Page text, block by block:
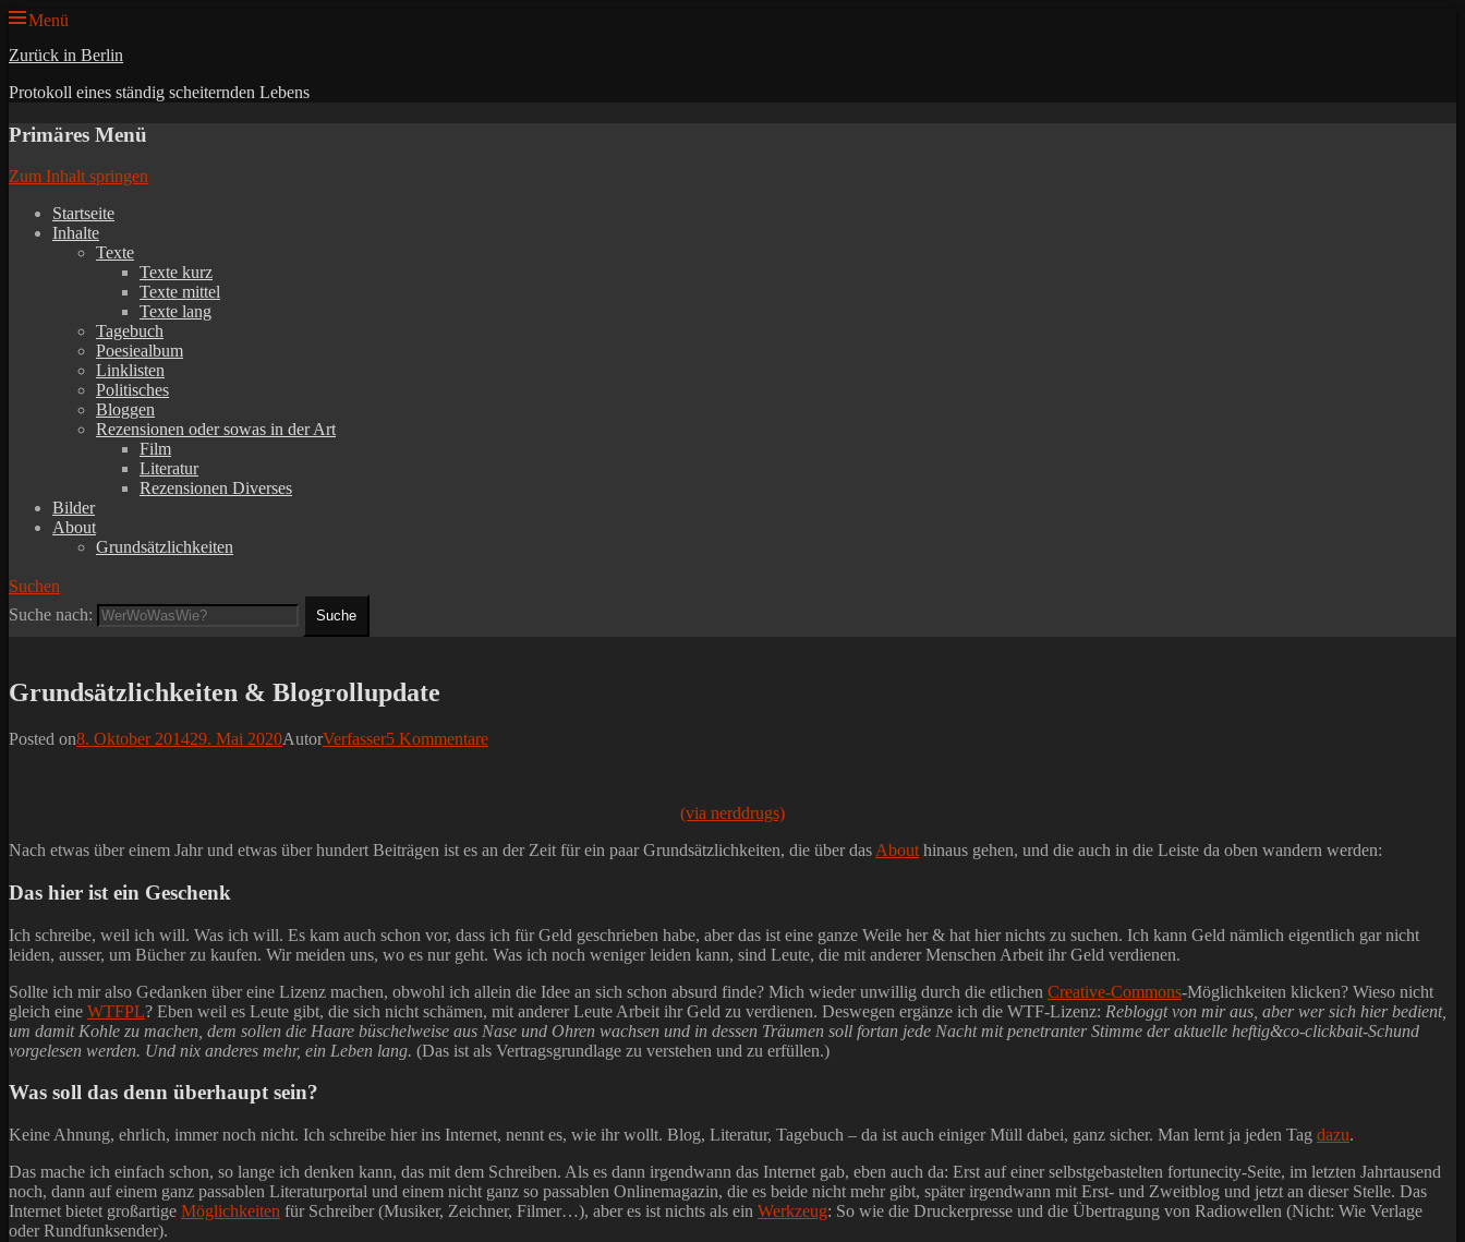
Menü
Zurück in Berlin
Protokoll eines ständig scheiternden Lebens
Primäres Menü
Zum Inhalt springen
Startseite
Inhalte
Texte
Texte kurz
Texte mittel
Texte lang
Tagebuch
Poesiealbum
Linklisten
Politisches
Bloggen
Rezensionen oder sowas in der Art
Film
Literatur
Rezensionen Diverses
Bilder
About
Grundsätzlichkeiten
Suchen
Suche nach:
Grundsätzlichkeiten & Blogrollupdate
Posted on8. Oktober 201429. Mai 2020AutorVerfasser5 Kommentare
(via nerddrugs)
Nach etwas über einem Jahr und etwas über hundert Beiträgen ist es an der Zeit für ein paar Grundsätzlichkeiten, die über das About hinaus gehen, und die auch in die Leiste da oben wandern werden:
Das hier ist ein Geschenk
Ich schreibe, weil ich will. Was ich will. Es kam auch schon vor, dass ich für Geld geschrieben habe, aber das ist eine ganze Weile her & hat hier nichts zu suchen. Ich kann Geld nämlich eigentlich gar nicht
leiden, ausser, um Bücher zu kaufen. Wir meiden uns, wo es nur geht. Was ich noch weniger leiden kann, sind Leute, die mit anderer Menschen Arbeit ihr Geld verdienen.
Sollte ich mir also Gedanken über eine Lizenz machen, obwohl ich allein die Idee an sich schon absurd finde? Mich wieder unwillig durch die etlichen Creative-Commons-Möglichkeiten klicken? Wieso nicht
gleich eine WTFPL? Eben weil es Leute gibt, die sich nicht schämen, mit anderer Leute Arbeit ihr Geld zu verdienen. Deswegen ergänze ich die WTF-Lizenz: Rebloggt von mir aus, aber wer sich hier bedient,
um damit Kohle zu machen, dem sollen die Haare büschelweise aus Nase und Ohren wachsen und in dessen Träumen soll fortan jede Nacht mit penetranter Stimme der aktuelle heftig&co-clickbait-Schund
vorgelesen werden. Und nix anderes mehr, ein Leben lang. (Das ist als Vertragsgrundlage zu verstehen und zu erfüllen.)
Was soll das denn überhaupt sein?
Keine Ahnung, ehrlich, immer noch nicht. Ich schreibe hier ins Internet, nennt es, wie ihr wollt. Blog, Literatur, Tagebuch – da ist auch einiger Müll dabei, ganz sicher. Man lernt ja jeden Tag dazu.
Das mache ich einfach schon, so lange ich denken kann, das mit dem Schreiben. Als es dann irgendwann das Internet gab, eben auch da: Erst auf einer selbstgebastelten fortunecity-Seite, im letzten Jahrtausend
noch, dann auf einem ganz passablen Literaturportal und einem nicht ganz so passablen Onlinemagazin, die es beide nicht mehr gibt, später irgendwann mit Erst- und Zweitblog und jetzt an dieser Stelle. Das
Internet bietet großartige Möglichkeiten für Schreiber (Musiker, Zeichner, Filmer…), aber es ist nichts als ein Werkzeug: So wie die Druckerpresse und die Übertragung von Radiowellen (Nicht: Wie Verlage
oder Rundfunksender).